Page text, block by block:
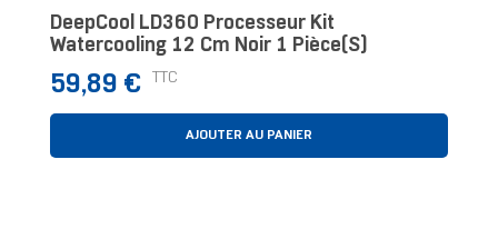
DeepCool LD360 Processeur Kit
Watercooling 12 Cm Noir 1 Pièce(s)
Prix
59,89 € TTC
AJOUTER AU PANIER